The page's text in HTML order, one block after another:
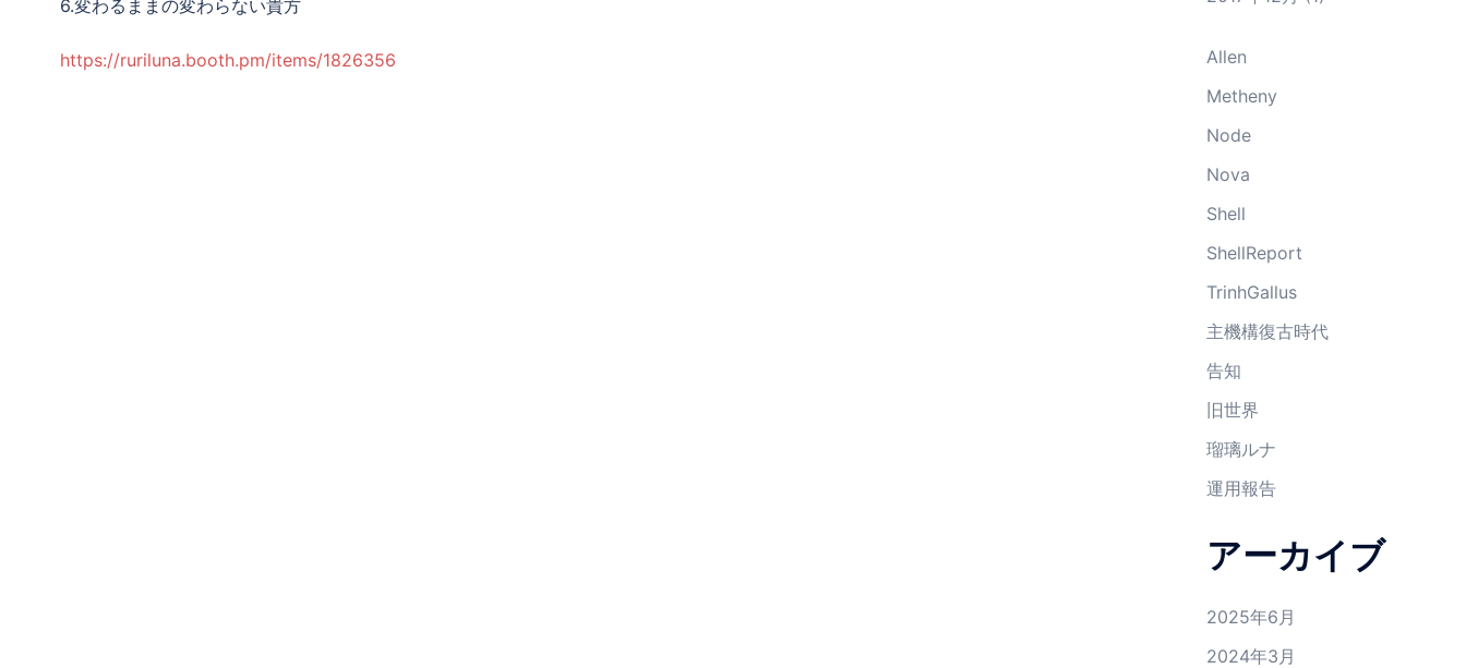
6.変わるままの変わらない貴方
https://ruriluna.booth.pm/items/1826356
Allen
Metheny
Node
Nova
Shell
ShellReport
TrinhGallus
主機構復古時代
告知
旧世界
瑠璃ルナ
運用報告
アーカイブ
2025年6月
2024年3月